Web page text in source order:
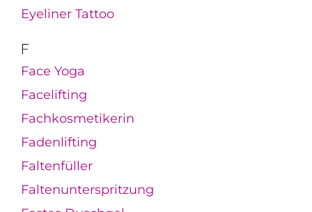
Eyeliner Tattoo
F
Face Yoga
Facelifting
Fachkosmetikerin
Fadenlifting
Faltenfüller
Faltenunterspritzung